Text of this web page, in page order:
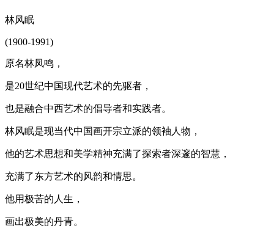
林风眠
(1900-1991)
原名林凤鸣，
是20世纪中国现代艺术的先驱者，
也是融合中西艺术的倡导者和实践者。
林风眠是现当代中国画开宗立派的领袖人物，
他的艺术思想和美学精神充满了探索者深邃的智慧，
充满了东方艺术的风韵和情思。
他用极苦的人生，
画出极美的丹青。